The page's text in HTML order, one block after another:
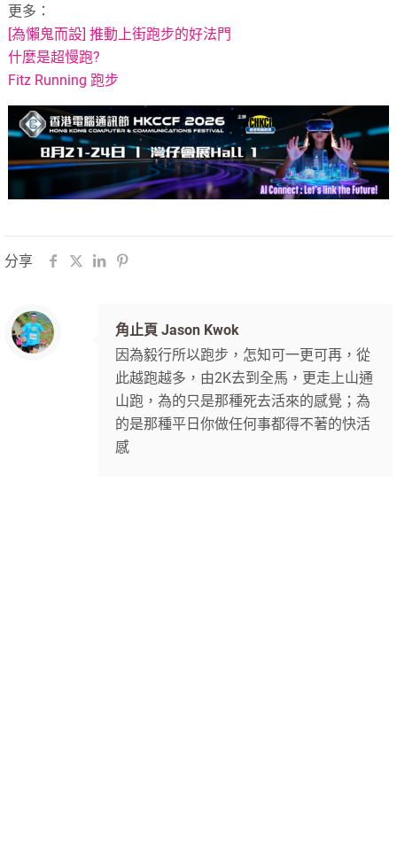
更多：
[為懶鬼而設] 推動上街跑步的好法門
什麼是超慢跑?
Fitz Running 跑步
分享
角止頁 Jason Kwok
因為毅行所以跑步，怎知可一更可再，從
此越跑越多，由2K去到全馬，更走上山通
山跑，為的只是那種死去活來的感覺；為
的是那種平日你做任何事都得不著的快活
感